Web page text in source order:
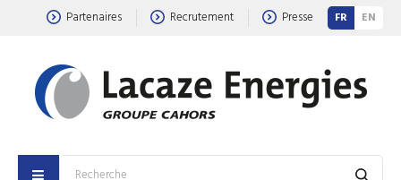
Partenaires Recrutement Presse FR EN